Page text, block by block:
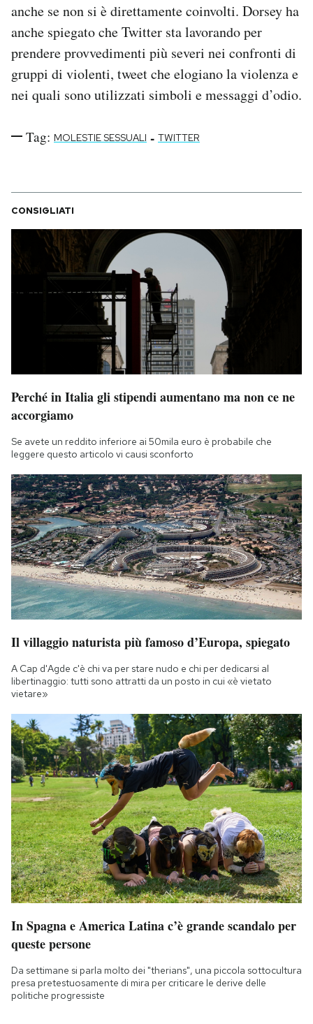
anche se non si è direttamente coinvolti. Dorsey ha
anche spiegato che Twitter sta lavorando per
prendere provvedimenti più severi nei confronti di
gruppi di violenti, tweet che elogiano la violenza e
nei quali sono utilizzati simboli e messaggi d’odio.
Tag: MOLESTIE SESSUALI - TWITTER
CONSIGLIATI
Perché in Italia gli stipendi aumentano ma non ce ne
accorgiamo
Se avete un reddito inferiore ai 50mila euro è probabile che
leggere questo articolo vi causi sconforto
Il villaggio naturista più famoso d’Europa, spiegato
A Cap d'Agde c'è chi va per stare nudo e chi per dedicarsi al
libertinaggio: tutti sono attratti da un posto in cui «è vietato
vietare»
In Spagna e America Latina c’è grande scandalo per
queste persone
Da settimane si parla molto dei "therians", una piccola sottocultura
presa pretestuosamente di mira per criticare le derive delle
politiche progressiste